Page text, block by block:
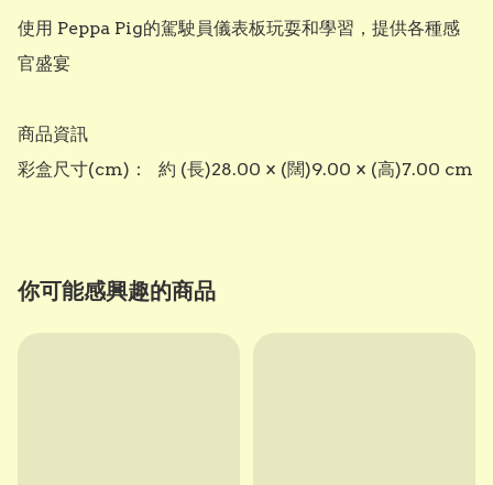
使用 Peppa Pig的駕駛員儀表板玩耍和學習，提供各種感
官盛宴
商品資訊
你可能感興趣的商品